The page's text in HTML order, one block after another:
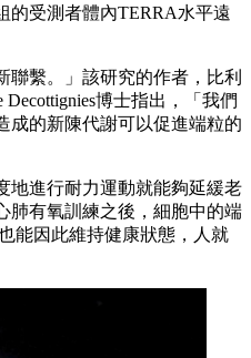
的受測者體內TERRA水平遠
聯繫。」該研究的作者，比利
博士指出，「我們
成的新陳代謝可以促進端粒的
地進行耐力運動就能夠延緩老
肺有氧訓練之後，細胞中的端
能因此維持健康狀態，人就